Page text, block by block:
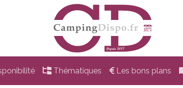
Thématiques Les bons plans